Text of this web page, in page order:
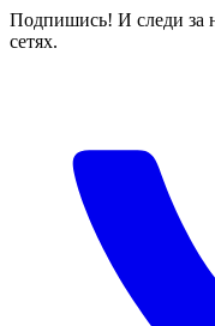
Подпишись! И следи за
сетях.